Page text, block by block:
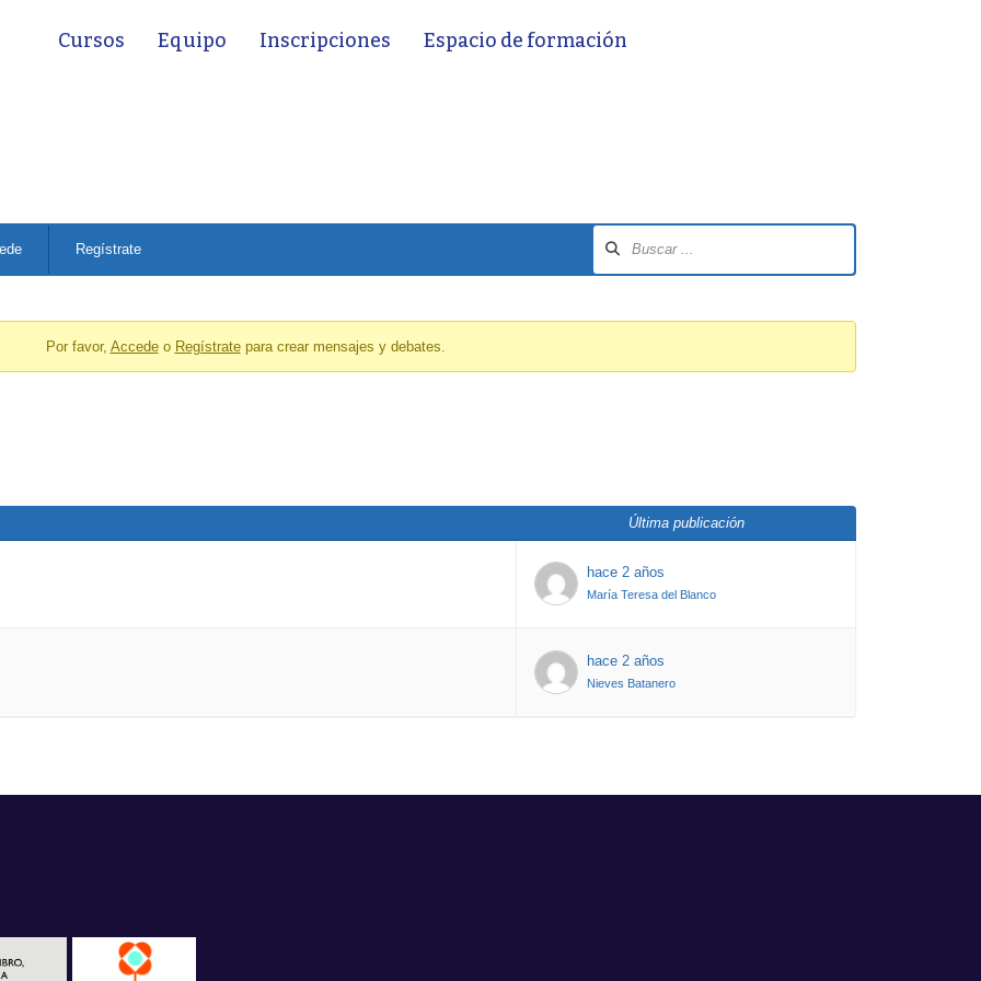
Cursos Equipo Inscripciones Espacio de formación
Regístrate
Por favor, Accedeo Regístratepara crear mensajes y debates.
Última publicación
hace 2 años
María Teresa del Blanco
hace 2 años
Nieves Batanero